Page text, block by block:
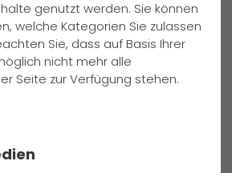
Lernen dazu zu ermutigen,
“global zu denken”.
genutzt werden. Sie können
welche Kategorien Sie zulassen
Sie, dass auf Basis Ihrer
nicht mehr alle
Seite zur Verfügung stehen.